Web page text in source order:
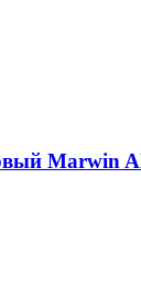
Marwin